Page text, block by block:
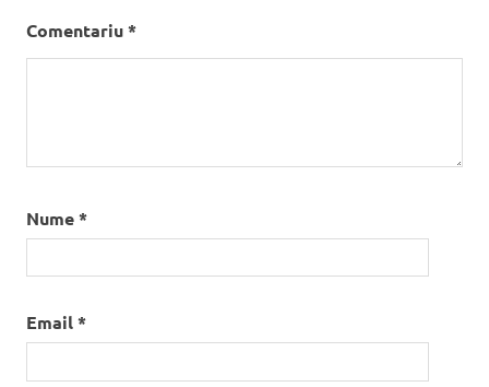
Comentariu*
Nume*
Email*